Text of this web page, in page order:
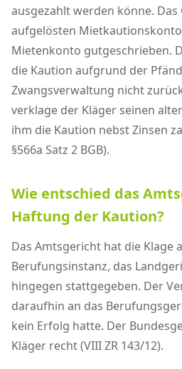
ausgezahlt werden könne.
aufgelösten
Mietenkonto gutgeschrieben.
die Kaution aufgrund der
Zwangsverwaltung nicht
verklage der Kläger seinen
ihm die Kaution nebst Zinsen
§566a Satz 2 BGB).
Wie entschied das
Haftung der Kaution?
Das Amtsgericht hat die Klage
Berufungsinstanz, das
hingegen stattgegeben. Der
daraufhin an das
kein Erfolg hatte. Der
Kläger recht (VIII ZR 143/12).